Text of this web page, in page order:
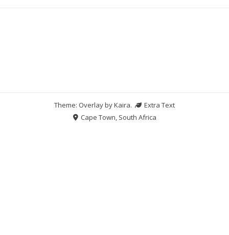
Theme: Overlay byKaira.
Extra Text
Cape Town, South Africa